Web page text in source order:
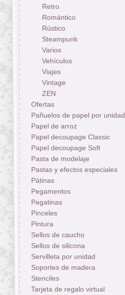
Retro
Romántico
Rústico
Steampunk
Varios
Vehículos
Viajes
Vintage
ZEN
Ofertas
Pañuelos de papel por unidad
Papel de arroz
Papel decoupage Classic
Papel decoupage Soft
Pasta de modelaje
Pastas y efectos especiales
Pátinas
Pegamentos
Pegatinas
Pinceles
Pintura
Sellos de caucho
Sellos de silicona
Servilleta por unidad
Soportes de madera
Stenciles
Tarjeta de regalo virtual